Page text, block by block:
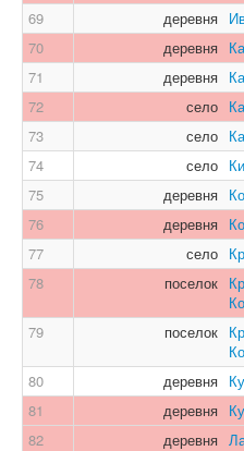
69
деревня
70
деревня
71
деревня
72
село
73
село
74
село
75
деревня
76
деревня
77
село
78
поселок
79 поселок
80 деревня
81
деревня
82
деревня